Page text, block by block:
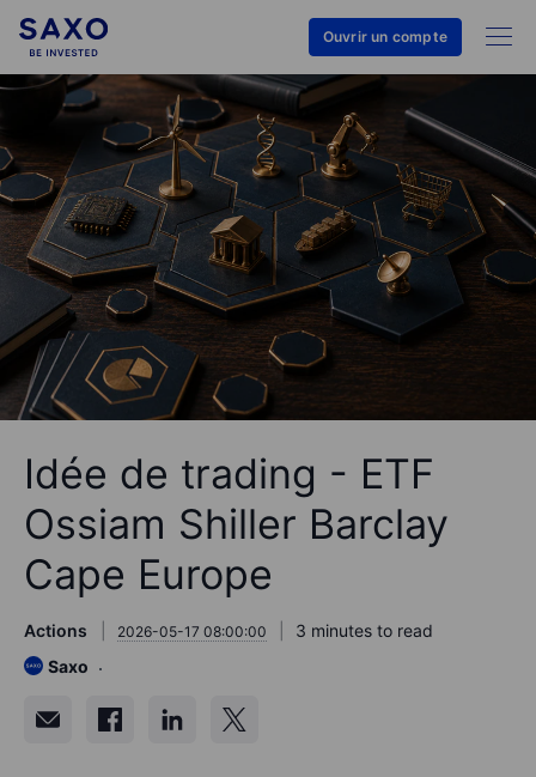
Ouvrir un compte
Idée de trading - ETF
Ossiam Shiller Barclay
Cape Europe
Actions 2026-05-17 08:00:00
3 minutes to read
Saxo